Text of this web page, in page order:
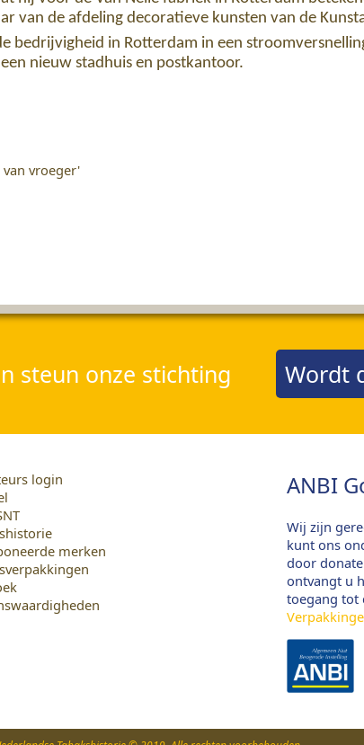
van de afdeling decoratieve kunsten van de
bedrijvigheid in Rotterdam in een
nieuw stadhuis en postkantoor.
vroeger'
steun onze stichting Wordt
login
merken
ANBI
Wij zijn
kunt ons
door
ontvangt u
toegang tot